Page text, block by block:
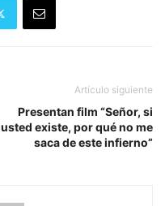
Artículo siguiente
Presentan film “Señor, si
usted existe, por qué no me
saca de este infierno”